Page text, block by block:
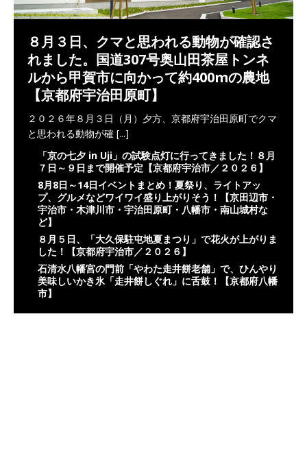
８月３日、クマと思われる動物が確認さ
れました。国道307号奥山田茶屋トンネ
ルから甲賀市に向かって約400mの農地
【京都府宇治田原町】
２０２６年８月３日（月）夕方、京都府宇治田原町でクマ
と思われる動物が確 [...]
「京の七夕 in Uji」の試験点灯に行ってきました！８月
７日～９日まで開催予定【京都府宇治市／２０２６】
8月8日～14日イベントまとめ！夏祭り、ライトアッ
プ、グルメなどワイワイ盛り上がりそう！【京田辺市・
宇治市・木津川市・宇治田原町・八幡市・南山城村な
ど】
８月５日、「大久保駐屯地夏まつり」で花火が上がりま
した！【京都府宇治市／２０２６】
石清水八幡宮の門前「やわた走井餅老舗」で、ひんやり
美味しいかき氷「走井餅しぐれ」に舌鼓！【京都府八幡
市】